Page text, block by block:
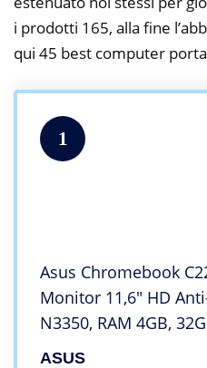
i prodotti 165, alla fine
qui 45 best computer
1
Asus Chromebook
Monitor 11,6″ HD
N3350, RAM 4GB,
Operativo Chrome,
ASUS